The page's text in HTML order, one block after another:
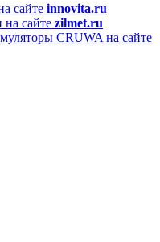
сайте innovita.ru
сайте zilmet.ru
CRUWA на сайте